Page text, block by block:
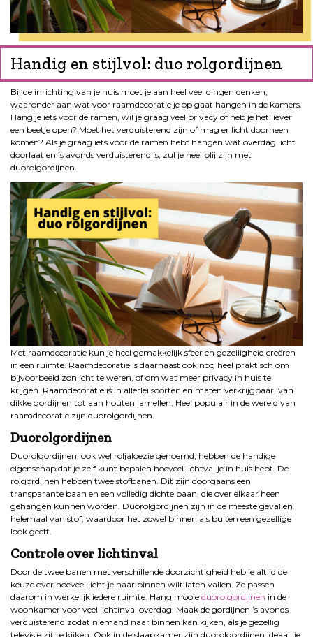
Handig en stijlvol: duo rolgordijnen
Bij de inrichting van je huis moet je aan heel veel dingen denken,
waaronder aan wat voor raamdecoratie je op gaat hangen in de kamers.
Hang je iets voor de ramen, wil je graag veel privacy of heb je het liever
een beetje open? Moet het verduisterend zijn of mag er licht doorheen
komen? Als je graag iets voor de ramen hebt hangen wat overdag licht
doorlaat en ’s avonds verduisterend is, zul je heel blij zijn met
duorolgordijnen.
Met raamdecoratie kun je heel gemakkelijk sfeer en gezelligheid creëren
in een ruimte. Raamdecoratie is daarnaast ook nog heel praktisch om
bijvoorbeeld zonlicht te weren, of om wat meer privacy in huis te
krijgen. Raamdecoratie is in allerlei soorten en maten verkrijgbaar, van
dikke gordijnen tot aan houten lamellen. Heel populair in de wereld van
raamdecoratie zijn duorolgordijnen.
Duorolgordijnen
Duorolgordijnen, ook wel roljaloezie genoemd, hebben de handige
eigenschap dat je zelf kunt bepalen hoeveel lichtval je in huis hebt. De
rolgordijnen hebben twee stofbanen. Dit zijn doorgaans een
transparante baan en een volledig dichte baan, die over elkaar heen
gehangen kunnen worden. Duorolgordijnen zijn in de meeste gevallen
helemaal van stof, waardoor het zowel binnen als buiten een gezellige
look geeft.
Controle over lichtinval
Door de twee banen met verschillende doorzichtigheid heb je altijd de
keuze over hoeveel licht je naar binnen wilt laten vallen. Ze passen
daarom in werkelijk iedere ruimte. Hang mooie duorolgordijnen in de
woonkamer voor veel lichtinval overdag. Maak de gordijnen ’s avonds
verduisterend zodat niemand naar binnen kan kijken, als je gezellig
televisie zit te kijken. Ook in de slaapkamer zijn duorolgordijnen ideaal, je